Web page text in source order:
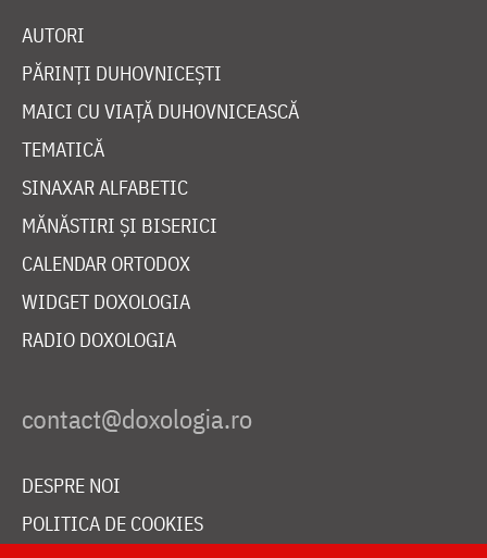
AUTORI
PĂRINȚI DUHOVNICEȘTI
MAICI CU VIAȚĂ DUHOVNICEASCĂ
TEMATICĂ
SINAXAR ALFABETIC
MĂNĂSTIRI ȘI BISERICI
CALENDAR ORTODOX
WIDGET DOXOLOGIA
RADIO DOXOLOGIA
DESPRE NOI
POLITICA DE COOKIES